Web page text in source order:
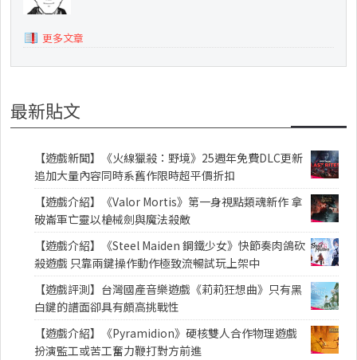
更多文章
最新貼文
【遊戲新聞】《火線獵殺：野境》25週年免費DLC更新
追加大量內容同時系舊作限時超平價折扣
【遊戲介紹】《Valor Mortis》第一身視點類魂新作 拿
破崙軍亡靈以槍械劍與魔法殺敵
【遊戲介紹】《Steel Maiden 鋼鐵少女》快節奏肉鴿砍
殺遊戲 只靠兩鍵操作動作極致流暢試玩上架中
【遊戲評測】台灣國產音樂遊戲《莉莉狂想曲》只有黑
白鍵的譜面卻具有頗高挑戰性
【遊戲介紹】《Pyramidion》硬核雙人合作物理遊戲
扮演監工或苦工奮力鞭打對方前進